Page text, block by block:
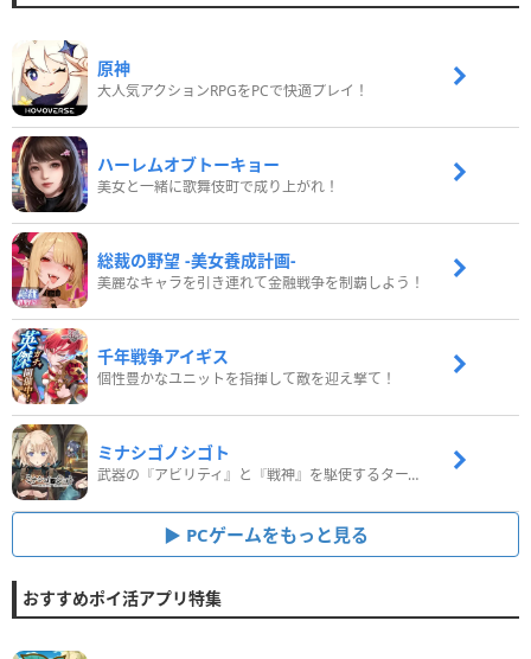
原神
大人気アクションRPGをPCで快適プレイ！
ハーレムオブトーキョー
美女と一緒に歌舞伎町で成り上がれ！
総裁の野望 -美女養成計画-
美麗なキャラを引き連れて金融戦争を制覇しよう！
千年戦争アイギス
個性豊かなユニットを指揮して敵を迎え撃て！
ミナシゴノシゴト
武器の『アビリティ』と『戦神』を駆使するターン制コマンドバトルRPG！
PCゲームをもっと見る
おすすめポイ活アプリ特集